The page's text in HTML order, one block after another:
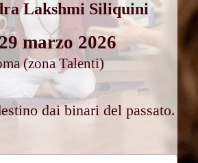
Lakshmi Siliquini
marzo 2026
(zona Talenti)
dai binari del passato.